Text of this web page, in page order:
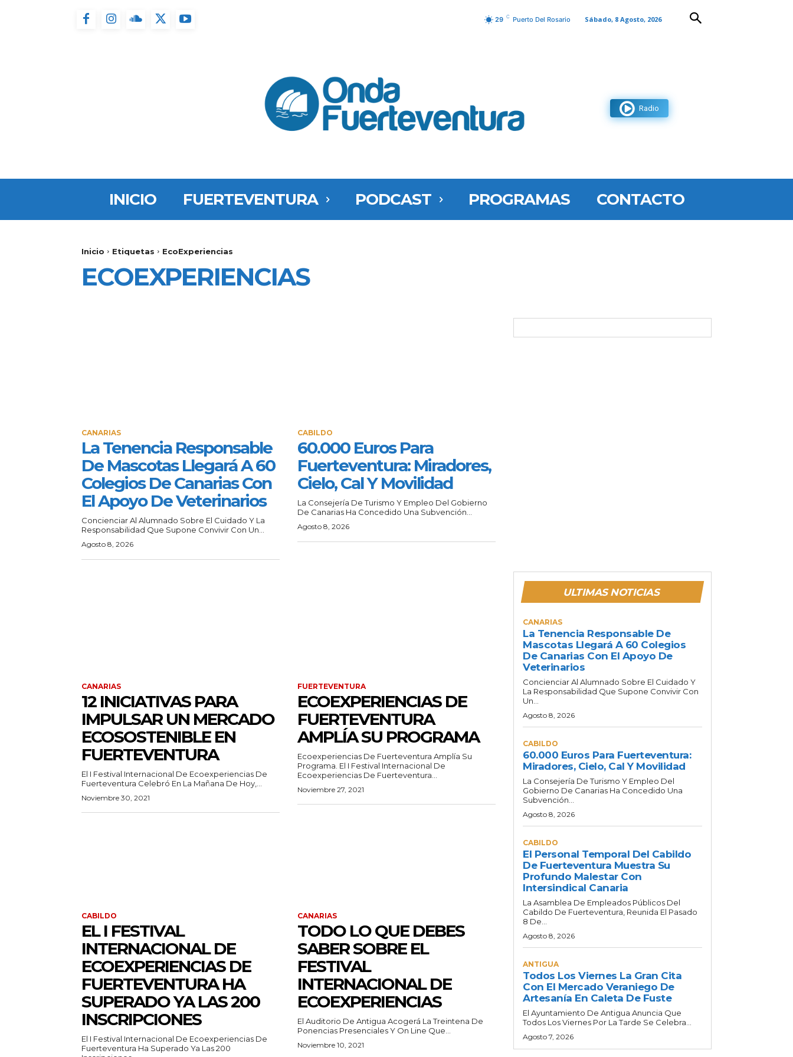
29 C Puerto Del Rosario Sábado, 8 Agosto, 2026
Radio
INICIO FUERTEVENTURA PODCAST PROGRAMAS CONTACTO
Inicio Etiquetas EcoExperiencias
ECOEXPERIENCIAS
CANARIAS
La Tenencia Responsable
De Mascotas Llegará A 60
Colegios De Canarias Con
El Apoyo De Veterinarios
Concienciar Al Alumnado Sobre El Cuidado Y La
Responsabilidad Que Supone Convivir Con Un...
Agosto 8, 2026
CABILDO
60.000 Euros Para
Fuerteventura: Miradores,
Cielo, Cal Y Movilidad
La Consejería De Turismo Y Empleo Del Gobierno
De Canarias Ha Concedido Una Subvención...
Agosto 8, 2026
CANARIAS
12 INICIATIVAS PARA
IMPULSAR UN MERCADO
ECOSOSTENIBLE EN
FUERTEVENTURA
El I Festival Internacional De Ecoexperiencias De
Fuerteventura Celebró En La Mañana De Hoy,...
Noviembre 30, 2021
FUERTEVENTURA
ECOEXPERIENCIAS DE
FUERTEVENTURA
AMPLÍA SU PROGRAMA
Ecoexperiencias De Fuerteventura Amplía Su
Programa. El I Festival Internacional De
Ecoexperiencias De Fuerteventura...
Noviembre 27, 2021
CABILDO
EL I FESTIVAL
INTERNACIONAL DE
ECOEXPERIENCIAS DE
FUERTEVENTURA HA
SUPERADO YA LAS 200
INSCRIPCIONES
El I Festival Internacional De Ecoexperiencias De
Fuerteventura Ha Superado Ya Las 200
CANARIAS
TODO LO QUE DEBES
SABER SOBRE EL
FESTIVAL
INTERNACIONAL DE
ECOEXPERIENCIAS
El Auditorio De Antigua Acogerá La Treintena De
Ponencias Presenciales Y On Line Que...
Noviembre 10, 2021
ULTIMAS NOTICIAS
CANARIAS
La Tenencia Responsable De
Mascotas Llegará A 60 Colegios
De Canarias Con El Apoyo De
Veterinarios
Concienciar Al Alumnado Sobre El Cuidado Y
La Responsabilidad Que Supone Convivir Con
Un...
Agosto 8, 2026
CABILDO
60.000 Euros Para Fuerteventura:
Miradores, Cielo, Cal Y Movilidad
La Consejería De Turismo Y Empleo Del
Gobierno De Canarias Ha Concedido Una
Subvención...
Agosto 8, 2026
CABILDO
El Personal Temporal Del Cabildo
De Fuerteventura Muestra Su
Profundo Malestar Con
Intersindical Canaria
La Asamblea De Empleados Públicos Del
Cabildo De Fuerteventura, Reunida El Pasado
8 De...
Agosto 8, 2026
ANTIGUA
Todos Los Viernes La Gran Cita
Con El Mercado Veraniego De
Artesanía En Caleta De Fuste
El Ayuntamiento De Antigua Anuncia Que
Todos Los Viernes Por La Tarde Se Celebra...
Agosto 7, 2026